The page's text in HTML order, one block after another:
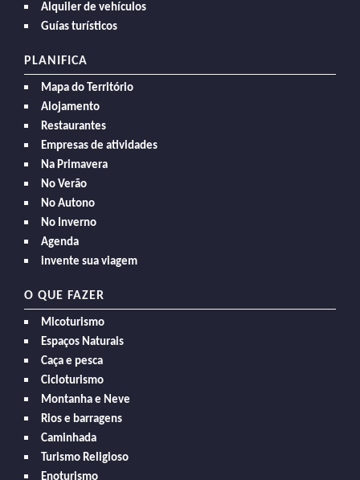
Alquiler de vehículos
Guías turísticos
PLANIFICA
Mapa do Território
Alojamento
Restaurantes
Empresas de atividades
Na Primavera
No Verão
No Autono
No Inverno
Agenda
invente sua viagem
O QUE FAZER
Micoturismo
Espaços Naturais
Caça e pesca
Cicloturismo
Montanha e Neve
Rios e barragens
Caminhada
Turismo Religioso
Enoturismo